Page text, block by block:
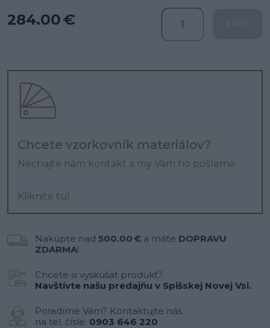
284.00 €
Chcete vzorkovník materiálov?
Nechajte nám kontakt a my Vám ho pošleme
Kliknite tu!
Nakúpte nad 500.00 € a máte DOPRAVU
ZDARMA!
Chcete si vyskúšať produkt?
Navštívte našu predajňu v Spišskej Novej Vsi.
Poradíme Vám? Kontaktujte nás
na tel. čísle: 0903 646 220